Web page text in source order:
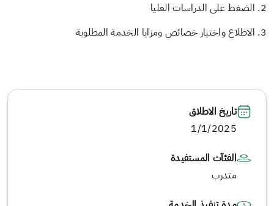
2. الضغط على الدراسات العليا
3. الاطلاع واختيار خصائص ومزايا الخدمة المطلوبة
تاريخ الاطلاق
1/1/2025
الفئآت المستفيدة
متدرب